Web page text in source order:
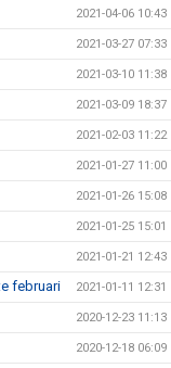
2021-04-06 10:43
2021-03-27 07:33
2021-03-10 11:38
2021-03-09 18:37
2021-02-03 11:22
2021-01-27 11:00
2021-01-26 15:08
2021-01-25 15:01
2021-01-21 12:43
februari 2021-01-11 12:31
2020-12-23 11:13
2020-12-18 06:09